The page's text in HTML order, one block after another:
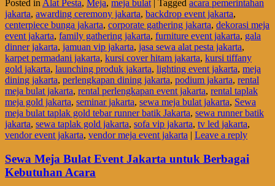
Posted inAlat Pesta, Meja, meja bulat | Tagged acara pemerintahan
jakarta, awarding ceremony jakarta, backdrop event jakarta,
centerpiece bunga jakarta, corporate gathering jakarta, dekorasi meja
event jakarta, family gathering jakarta, furniture event jakarta, gala
dinner jakarta, jamuan vip jakarta, jasa sewa alat pesta jakarta,
karpet permadani jakarta, kursi cover hitam jakarta, kursi tiffany
gold jakarta, launching produk jakarta, lighting event jakarta, meja
dining jakarta, perlengkapan dining jakarta, podium jakarta, rental
meja bulat jakarta, rental perlengkapan event jakarta, rental taplak
meja gold jakarta, seminar jakarta, sewa meja bulat jakarta, Sewa
meja bulat taplak gold tebar runner batik Jakarta, sewa runner batik
jakarta, sewa taplak gold jakarta, sofa vip jakarta, tv led jakarta,
vendor event jakarta, vendor meja event jakarta | Leave a reply
Sewa Meja Bulat Event Jakarta untuk Berbagai
Kebutuhan Acara